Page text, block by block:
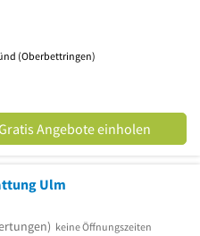
(Oberbettringen)
Angebote einholen
Ulm
keine Öffnungszeiten